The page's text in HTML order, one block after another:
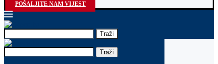
POŠALJITE NAM VIJEST
Traži
Traži